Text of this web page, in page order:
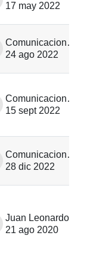
17 may 2022
Comunicaciones | EUT
24 ago 2022
Comunicaciones | EUT
15 sept 2022
Comunicaciones | EUT
28 dic 2022
21 ago 2020